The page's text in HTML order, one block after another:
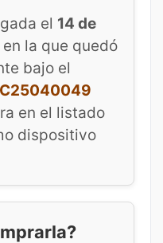
el 14 de
en la que quedó
bajo el
en el listado
dispositivo